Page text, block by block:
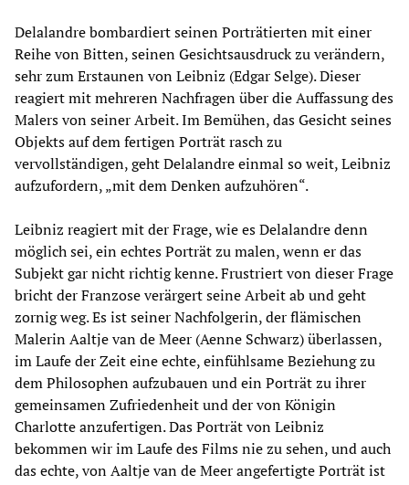
Delalandre bombardiert seinen Porträtierten mit einer
Reihe von Bitten, seinen Gesichtsausdruck zu verändern,
sehr zum Erstaunen von Leibniz (Edgar Selge). Dieser
reagiert mit mehreren Nachfragen über die Auffassung des
Malers von seiner Arbeit. Im Bemühen, das Gesicht seines
Objekts auf dem fertigen Porträt rasch zu
vervollständigen, geht Delalandre einmal so weit, Leibniz
aufzufordern, „mit dem Denken aufzuhören“.
Leibniz reagiert mit der Frage, wie es Delalandre denn
möglich sei, ein echtes Porträt zu malen, wenn er das
Subjekt gar nicht richtig kenne. Frustriert von dieser Frage
bricht der Franzose verärgert seine Arbeit ab und geht
zornig weg. Es ist seiner Nachfolgerin, der flämischen
Malerin Aaltje van de Meer (Aenne Schwarz) überlassen,
im Laufe der Zeit eine echte, einfühlsame Beziehung zu
dem Philosophen aufzubauen und ein Porträt zu ihrer
gemeinsamen Zufriedenheit und der von Königin
Charlotte anzufertigen. Das Porträt von Leibniz
bekommen wir im Laufe des Films nie zu sehen, und auch
das echte, von Aaltje van de Meer angefertigte Porträt ist